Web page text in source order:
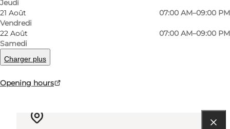
Jeudi
21 Août
Vendredi
07:00 AM–09:00 PM
22 Août
Samedi
07:00 AM–09:00 PM
Charger plus
Opening hours
En savoir plus